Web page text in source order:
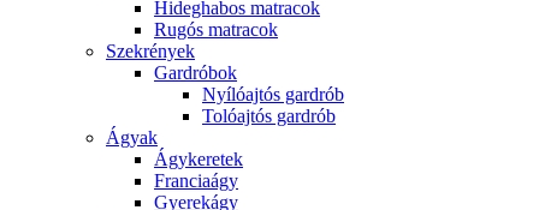
Hideghabos matracok
Rugós matracok
Szekrények
Gardróbok
Nyílóajtós gardrób
Tolóajtós gardrób
Ágyak
Ágykeretek
Franciaágy
Gyerekágy